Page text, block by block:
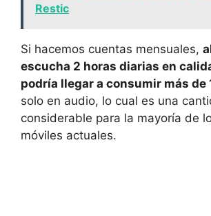
Restic
Si hacemos cuentas mensuales,
escucha 2 horas diarias en
podría llegar a consumir más de
solo en audio, lo cual es una
considerable para la mayoría de
móviles actuales.